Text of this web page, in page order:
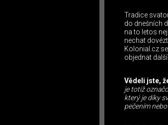
Tradice
do dnešních
na to letos
nechat
Kolonial.cz
objednat
Vědeli jste,
je totiž
který je díky
pečením